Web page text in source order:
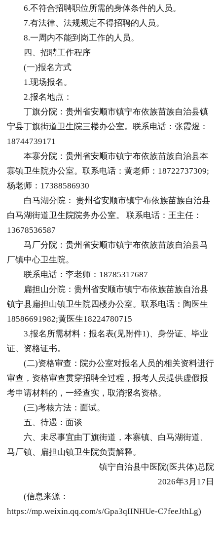
6.不符合招聘职位所需的身体条件的人员。
7.有法律、法规规定不得招聘的人员。
8.一周内不能到岗工作的人员。
四、招聘工作程序
(一)报名方式
1.现场报名。
2.报名地点：
丁旗分院： 贵州 省安顺市镇宁布依族苗族自治县镇
宁县丁旗街道卫生院三楼办公室。联系电话：张霞煜：
18744739171
本寨分院： 贵州 省安顺市镇宁布依族苗族自治县本
寨镇卫生院办公室。联系电话：黄老师：18722737309;
杨老师：17388586930
白马湖分院： 贵州 省安顺市镇宁布依族苗族自治县
白马湖街道卫生院院务办公室。 联系电话：王主任：
13678536587
马厂分院： 贵州 省安顺市镇宁布依族苗族自治县马
厂镇中心卫生院。
联系电话：李老师：18785317687
扁担山分院： 贵州 省安顺市镇宁布依族苗族自治县
镇宁县扁担山镇卫生院四楼办公室。联系电话：陶医生
18586691982;黄医生18224780715
3.报名所需材料：报名表(见附件1)、身份证、毕业
证、资格证书。
(二)资格审查：院办公室对报名人员的相关资料进行
审查，资格审查贯穿招聘全过程，报考人员提供虚假报
考申请材料的，一经查实，取消报名资格。
(三)考核方法：面试。
五、待遇：面谈
六、未尽事宜由丁旗街道，本寨镇、白马湖街道、
马厂镇、扁担山镇卫生院负责解释。
镇宁自治县中医院(医共体)总院
2026年3月17日
(信息来源：
https://mp.weixin.qq.com/s/Gpa3qIINHUe-C7feeJthLg)